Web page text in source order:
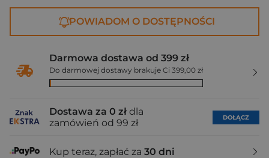
POWIADOM O DOSTĘPNOŚCI
Darmowa dostawa od 399 zł
Do darmowej dostawy brakuje Ci 399,00 zł
Dostawa za 0 zł dla
zamówień od 99 zł
DOŁĄCZ
Kup teraz, zapłać za 30 dni